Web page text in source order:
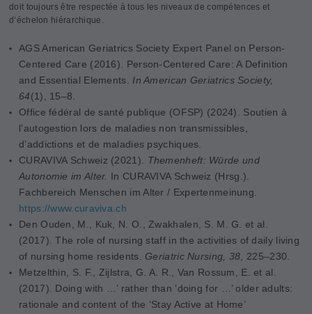
doit toujours être respectée à tous les niveaux de compétences et
d’échelon hiérarchique.
AGS American Geriatrics Society Expert Panel on Person‐
Centered Care (2016). Person-Centered Care: A Definition
and Essential Elements.In American Geriatrics Society,
64(1), 15–8.
Office fédéral de santé publique (OFSP) (2024). Soutien à
l’autogestion lors de maladies non transmissibles,
d’addictions et de maladies psychiques.
CURAVIVA Schweiz (2021). Themenheft: Würde und
Autonomie im Alter. In CURAVIVA Schweiz (Hrsg.).
Fachbereich Menschen im Alter / Expertenmeinung.
https://www.curaviva.ch
Den Ouden, M., Kuk, N. O., Zwakhalen, S. M. G. et al.
(2017). The role of nursing staff in the activities of daily living
of nursing home residents. Geriatric Nursing, 38, 225–230.
Metzelthin, S. F., Zijlstra, G. A. R., Van Rossum, E. et al.
(2017). Doing with …’ rather than ‘doing for …’ older adults:
rationale and content of the ‘Stay Active at Home’